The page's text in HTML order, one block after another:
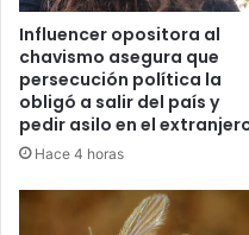
Influencer opositora al
chavismo asegura que
persecución política la
obligó a salir del país y
pedir asilo en el
Hace 4 horas